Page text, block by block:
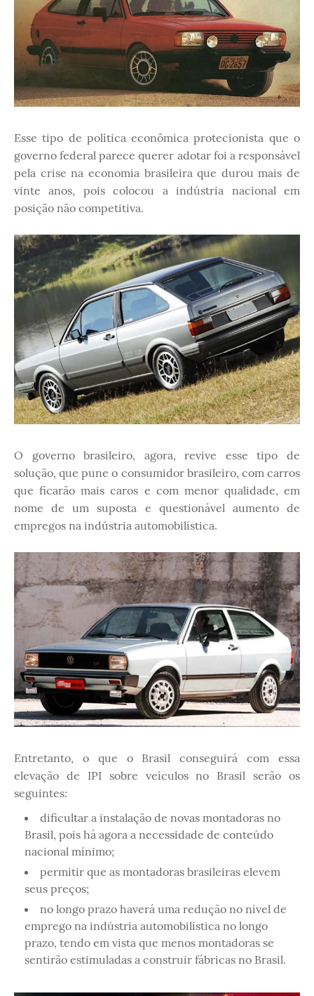
Esse tipo de política econômica protecionista que o
governo federal parece querer adotar foi a responsável
pela crise na economia brasileira que durou mais de
vinte anos, pois colocou a indústria nacional em
posição não competitiva.
O governo brasileiro, agora, revive esse tipo de
solução, que pune o consumidor brasileiro, com carros
que ficarão mais caros e com menor qualidade, em
nome de um suposta e questionável aumento de
empregos na indústria automobilística.
Entretanto, o que o Brasil conseguirá com essa
elevação de IPI sobre veículos no Brasil serão os
seguintes:
dificultar a instalação de novas montadoras no
Brasil, pois há agora a necessidade de conteúdo
nacional mínimo;
permitir que as montadoras brasileiras elevem
seus preços;
no longo prazo haverá uma redução no nível de
emprego na indústria automobilística no longo
prazo, tendo em vista que menos montadoras se
sentirão estimuladas a construir fábricas no Brasil.